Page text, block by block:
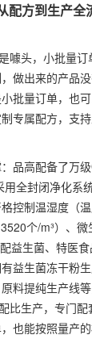
配方到生产全
噱头，小批量
做出来的产品
批量订单，也
专属配方，支
品高配备了万
全封闭净化系
控制温湿度（
个/m³）、微
益生菌、特医
益生菌冻干粉
料提纯生产线
比生产，专门配
也能按照量产